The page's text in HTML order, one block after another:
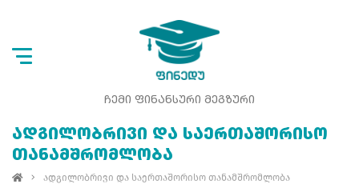
ᲩᲔᲛᲘ ᲤᲘᲜᲐᲜᲡᲣᲠᲘ ᲛᲔᲒᲖᲣᲠᲘ
ᲐᲓᲒᲘᲚᲝᲑᲠᲘᲕᲘ ᲓᲐ ᲡᲐᲔᲠᲗᲐᲨᲝᲠᲘᲡᲝ
ᲗᲐᲜᲐᲛᲨᲠᲝᲛᲚᲝᲑᲐ
ადგილობრივი და საერთაშორისო თანამშრომლობა